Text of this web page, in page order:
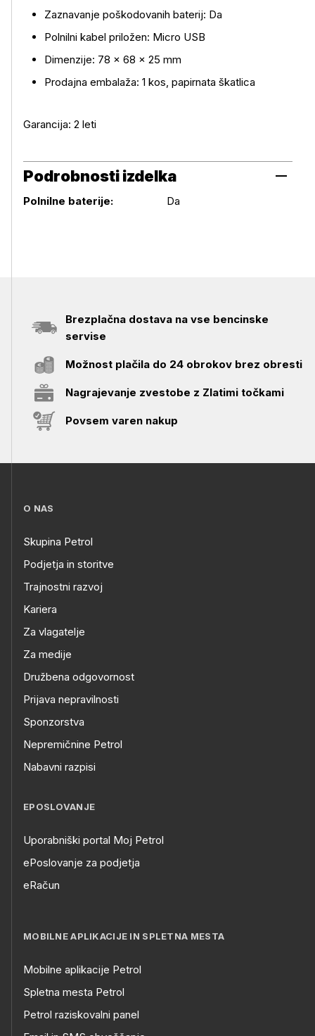
Zaznavanje poškodovanih baterij: Da
Polnilni kabel priložen: Micro USB
Dimenzije: 78 × 68 × 25 mm
Prodajna embalaža: 1 kos, papirnata škatlica
Garancija: 2 leti
Podrobnosti izdelka
Podrobnosti izdelka
Polnilne baterije: Da
Brezplačna dostava na vse bencinske
servise
Možnost plačila do 24 obrokov brez obresti
Nagrajevanje zvestobe z Zlatimi točkami
Povsem varen nakup
O NAS
Skupina Petrol
Podjetja in storitve
Trajnostni razvoj
Kariera
Za vlagatelje
Za medije
Družbena odgovornost
Prijava nepravilnosti
Sponzorstva
Nepremičnine Petrol
Nabavni razpisi
EPOSLOVANJE
Uporabniški portal Moj Petrol
ePoslovanje za podjetja
eRačun
MOBILNE APLIKACIJE IN SPLETNA MESTA
Mobilne aplikacije Petrol
Spletna mesta Petrol
Petrol raziskovalni panel